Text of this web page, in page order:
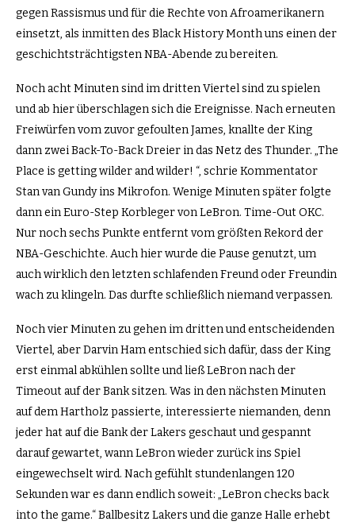
gegen Rassismus und für die Rechte von Afroamerikanern
einsetzt, als inmitten des Black History Month uns einen der
geschichtsträchtigsten NBA-Abende zu bereiten.
Noch acht Minuten sind im dritten Viertel sind zu spielen
und ab hier überschlagen sich die Ereignisse. Nach erneuten
Freiwürfen vom zuvor gefoulten James, knallte der King
dann zwei Back-To-Back Dreier in das Netz des Thunder. „The
Place is getting wilder and wilder! “, schrie Kommentator
Stan van Gundy ins Mikrofon. Wenige Minuten später folgte
dann ein Euro-Step Korbleger von LeBron. Time-Out OKC.
Nur noch sechs Punkte entfernt vom größten Rekord der
NBA-Geschichte. Auch hier wurde die Pause genutzt, um
auch wirklich den letzten schlafenden Freund oder Freundin
wach zu klingeln. Das durfte schließlich niemand verpassen.
Noch vier Minuten zu gehen im dritten und entscheidenden
Viertel, aber Darvin Ham entschied sich dafür, dass der King
erst einmal abkühlen sollte und ließ LeBron nach der
Timeout auf der Bank sitzen. Was in den nächsten Minuten
auf dem Hartholz passierte, interessierte niemanden, denn
jeder hat auf die Bank der Lakers geschaut und gespannt
darauf gewartet, wann LeBron wieder zurück ins Spiel
eingewechselt wird. Nach gefühlt stundenlangen 120
Sekunden war es dann endlich soweit: „LeBron checks back
into the game.“Ballbesitz Lakers und die ganze Halle erhebt